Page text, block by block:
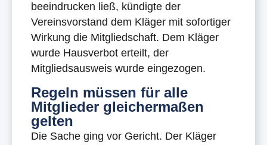
beeindrucken ließ, kündigte der
Vereinsvorstand dem Kläger mit sofortiger
Wirkung die Mitgliedschaft. Dem Kläger
wurde Hausverbot erteilt, der
Mitgliedsausweis wurde eingezogen.
Regeln müssen für alle
Mitglieder gleichermaßen
gelten
Die Sache ging vor Gericht. Der Kläger